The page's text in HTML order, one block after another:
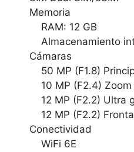
Memoria
RAM: 12 GB
Almacenamiento
Cámaras
50 MP (F1.8)
10 MP (F2.4) Zoom
12 MP (F2.2) Ultra
12 MP (F2.2)
Conectividad
WiFi 6E